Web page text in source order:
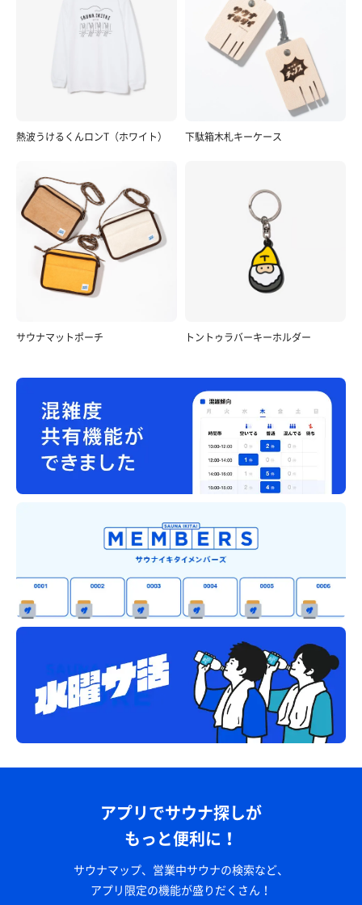
熱波うけるくんロンT（ホワイト） 下駄箱木札キーケース
サウナマットポーチ トントゥラバーキーホルダー
アプリでサウナ探しが
もっと便利に！
サウナマップ、営業中サウナの検索など、
アプリ限定の機能が盛りだくさん！